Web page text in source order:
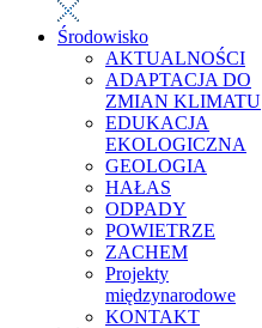
Środowisko
AKTUALNOŚCI
ADAPTACJA DO
ZMIAN KLIMATU
EDUKACJA
EKOLOGICZNA
GEOLOGIA
HAŁAS
ODPADY
POWIETRZE
ZACHEM
Projekty
międzynarodowe
KONTAKT